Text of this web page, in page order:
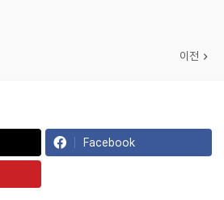
이전
Facebook